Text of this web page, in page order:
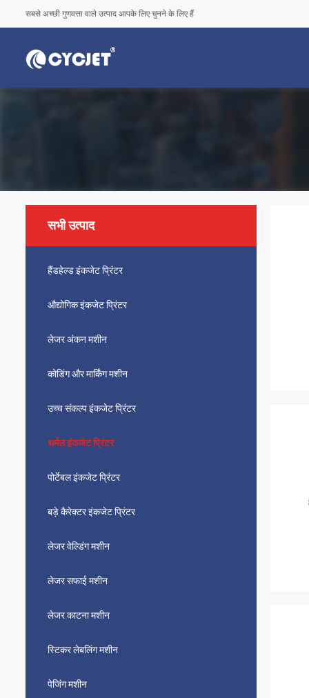
सबसे अच्छी गुणवत्ता वाले उत्पाद आपके लिए चुनने के लिए हैं
सभी उत्पाद
हैंडहेल्ड इंकजेट प्रिंटर
औद्योगिक इंकजेट प्रिंटर
लेजर अंकन मशीन
कोडिंग और मार्किंग मशीन
उच्च संकल्प इंकजेट प्रिंटर
थर्मल इंकजेट प्रिंटर
पोर्टेबल इंकजेट प्रिंटर
बड़े कैरेक्टर इंकजेट प्रिंटर
लेजर वेल्डिंग मशीन
लेजर सफाई मशीन
लेजर काटना मशीन
स्टिकर लेबलिंग मशीन
पेजिंग मशीन